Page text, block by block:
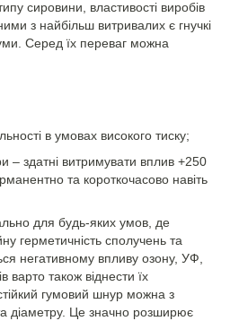
сировини, властивості виробів
з найбільш витривалих є гнучкі
Серед їх переваг можна
в умовах високого тиску;
– здатні витримувати вплив +250
та короткочасово навіть
для будь-яких умов, де
герметичність сполучень та
негативному впливу озону, УФ,
варто також віднести їх
гумовий шнур можна з
діаметру. Це значно розширює